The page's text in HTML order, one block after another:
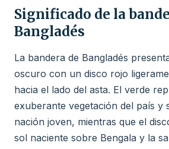
Significado de la
Bangladés
La bandera de Bangladés
oscuro con un disco rojo
hacia el lado del asta. El verde
exuberante vegetación del país y
nación joven, mientras que el
sol naciente sobre Bengala y la